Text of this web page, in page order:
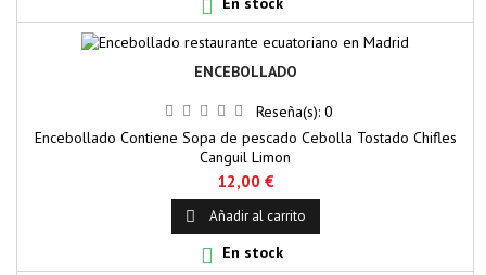

ENCEBOLLADO
Reseña(s): 0
Encebollado Contiene Sopa de pescado Cebolla Tostado Chifles
Canguil Limon
12,00 €
 Añadir al carrito
 En stock